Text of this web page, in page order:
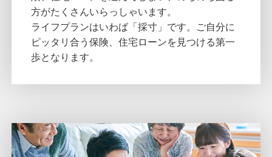
方がたくさんいらっしゃいます。
ライフプランはいわば「採寸」です。ご自分に
ピッタリ合う保険、住宅ローンを見つける第一
歩となります。